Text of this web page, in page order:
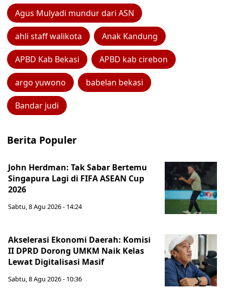
Agus Mulyadi mundur dari ASN
ahli staff walikota Anak Kandung
APBD Kab Bekasi APBD kab cirebon
argo yuwono babelan bekasi
Bandar judi
Berita Populer
John Herdman: Tak Sabar Bertemu
Singapura Lagi di FIFA ASEAN Cup
2026
Sabtu, 8 Agu 2026 - 14:24
Akselerasi Ekonomi Daerah: Komisi
II DPRD Dorong UMKM Naik Kelas
Lewat Digitalisasi Masif
Sabtu, 8 Agu 2026 - 10:36